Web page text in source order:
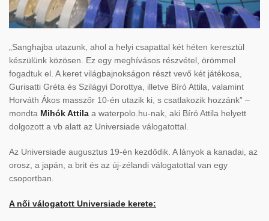
„Sanghajba utazunk, ahol a helyi csapattal két héten keresztül
készülünk közösen. Ez egy meghívásos részvétel, örömmel
fogadtuk el. A keret világbajnokságon részt vevő két játékosa,
Gurisatti Gréta és Szilágyi Dorottya, illetve Bíró Attila, valamint
Horváth Ákos masszőr 10-én utazik ki, s csatlakozik hozzánk” –
mondta Mihók Attila a waterpolo.hu-nak, aki Bíró Attila helyett
dolgozott a vb alatt az Universiade válogatottal.
Az Universiade augusztus 19-én kezdődik. A lányok a kanadai, az
orosz, a japán, a brit és az új-zélandi válogatottal van egy
csoportban.
A női válogatott Universiade kerete: